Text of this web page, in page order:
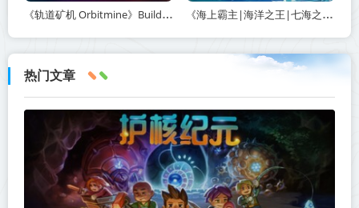
《轨道矿机 Orbitmine》Build.24135737-免安装中文版丨中文版网盘下载 《海上霸主|海洋之王|七海之王 King of Seas》v1.20-免安装中文版丨中文版网盘下载
热门文章